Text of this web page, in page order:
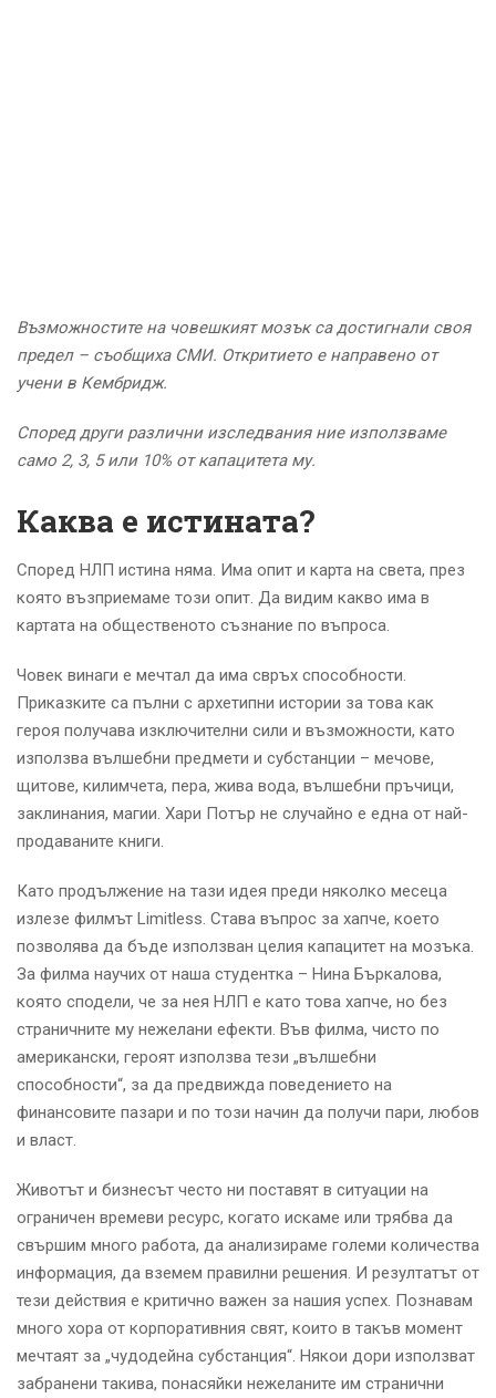
Възможностите на човешкият мозък са достигнали своя
предел – съобщиха СМИ. Откритието е направено от
учени в Кембридж.
Според други различни изследвания ние използваме
само 2, 3, 5 или 10% от капацитета му.
Каква е истината?
Според НЛП истина няма. Има опит и карта на света, през
която възприемаме този опит. Да видим какво има в
картата на общественото съзнание по въпроса.
Човек винаги е мечтал да има свръх способности.
Приказките са пълни с архетипни истории за това как
героя получава изключителни сили и възможности, като
използва вълшебни предмети и субстанции – мечове,
щитове, килимчета, пера, жива вода, вълшебни пръчици,
заклинания, магии. Хари Потър не случайно е една от най-
продаваните книги.
Като продължение на тази идея преди няколко месеца
излезе филмът Limitless. Става въпрос за хапче, което
позволява да бъде използван целия капацитет на мозъка.
За филма научих от наша студентка – Нина Бъркалова,
която сподели, че за нея НЛП е като това хапче, но без
страничните му нежелани ефекти. Във филма, чисто по
американски, героят използва тези „вълшебни
способности“, за да предвижда поведението на
финансовите пазари и по този начин да получи пари, любов
и власт.
Животът и бизнесът често ни поставят в ситуации на
ограничен времеви ресурс, когато искаме или трябва да
свършим много работа, да анализираме големи количества
информация, да вземем правилни решения. И резултатът от
тези действия е критично важен за нашия успех. Познавам
много хора от корпоративния свят, които в такъв момент
мечтаят за „чудодейна субстанция“. Някои дори използват
забранени такива, понасяйки нежеланите им странични